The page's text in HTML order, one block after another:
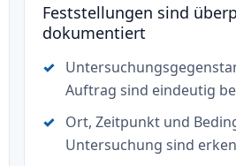
Feststellungen sind
dokumentiert
Auftrag sind eindeutig
Ort, Zeitpunkt und
Untersuchung sind